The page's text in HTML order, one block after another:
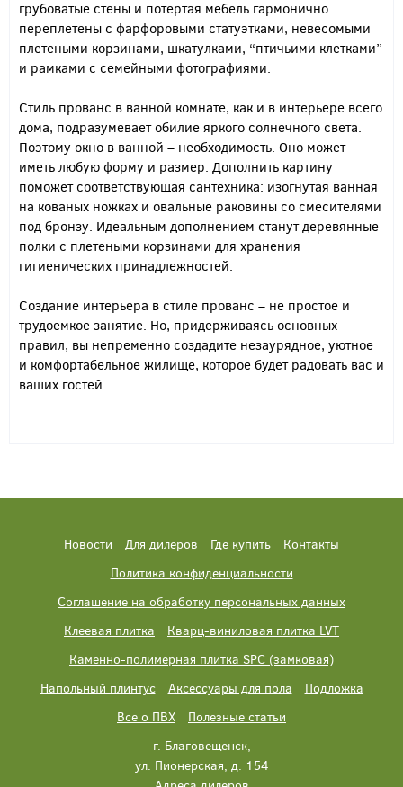
грубоватые стены и потертая мебель гармонично
переплетены с фарфоровыми статуэтками, невесомыми
плетеными корзинами, шкатулками, “птичьими клетками”
и рамками с семейными фотографиями.
Стиль прованс в ванной комнате, как и в интерьере всего
дома, подразумевает обилие яркого солнечного света.
Поэтому окно в ванной – необходимость. Оно может
иметь любую форму и размер. Дополнить картину
поможет соответствующая сантехника: изогнутая ванная
на кованых ножках и овальные раковины со смесителями
под бронзу. Идеальным дополнением станут деревянные
полки с плетеными корзинами для хранения
гигиенических принадлежностей.
Создание интерьера в стиле прованс – не простое и
трудоемкое занятие. Но, придерживаясь основных
правил, вы непременно создадите незаурядное, уютное
и комфортабельное жилище, которое будет радовать вас и
ваших гостей.
Новости Для дилеров Где купить
Контакты
Политика конфиденциальности
Соглашение на обработку персональных данных
Клеевая плитка
Кварц-виниловая плитка LVT
Каменно-полимерная плитка SPC (замковая)
Напольный плинтус
Аксессуары для пола
Подложка
Все о ПВХ
Полезные статьи
г. Благовещенск,
ул. Пионерская, д. 154